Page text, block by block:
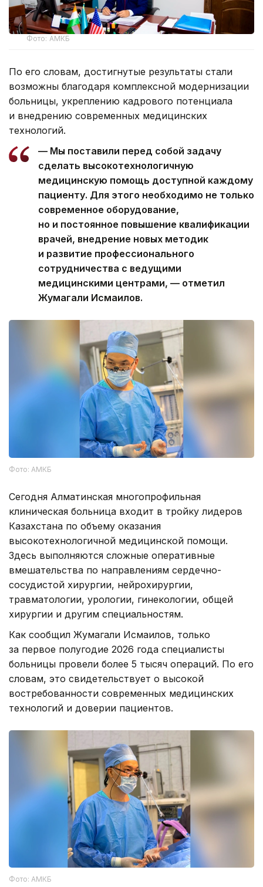
Фото: АМКБ
По его словам, достигнутые результаты стали
возможны благодаря комплексной модернизации
больницы, укреплению кадрового потенциала
и внедрению современных медицинских
технологий.
— Мы поставили перед собой задачу
сделать высокотехнологичную
медицинскую помощь доступной каждому
пациенту. Для этого необходимо не только
современное оборудование,
но и постоянное повышение квалификации
врачей, внедрение новых методик
и развитие профессионального
сотрудничества с ведущими
медицинскими центрами, — отметил
Жумагали Исмаилов.
Фото: АМКБ
Сегодня Алматинская многопрофильная
клиническая больница входит в тройку лидеров
Казахстана по объему оказания
высокотехнологичной медицинской помощи.
Здесь выполняются сложные оперативные
вмешательства по направлениям сердечно-
сосудистой хирургии, нейрохирургии,
травматологии, урологии, гинекологии, общей
хирургии и другим специальностям.
Как сообщил Жумагали Исмаилов, только
за первое полугодие 2026 года специалисты
больницы провели более 5 тысяч операций. По его
словам, это свидетельствует о высокой
востребованности современных медицинских
технологий и доверии пациентов.
Фото: АМКБ